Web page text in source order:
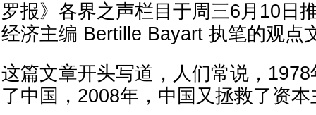
罗报》各界之声栏目于周三6月10日
经济主编 Bertille Bayart 执笔的观点
这篇文章开头写道，人们常说，
了中国，2008年，中国又拯救了资本